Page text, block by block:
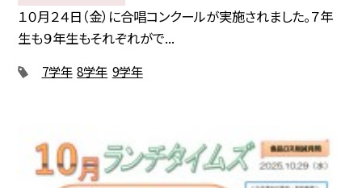
１０月２４日（金）に合唱コンクールが実施されました。７年
生も９年生もそれぞれがで...
7学年 8学年 9学年